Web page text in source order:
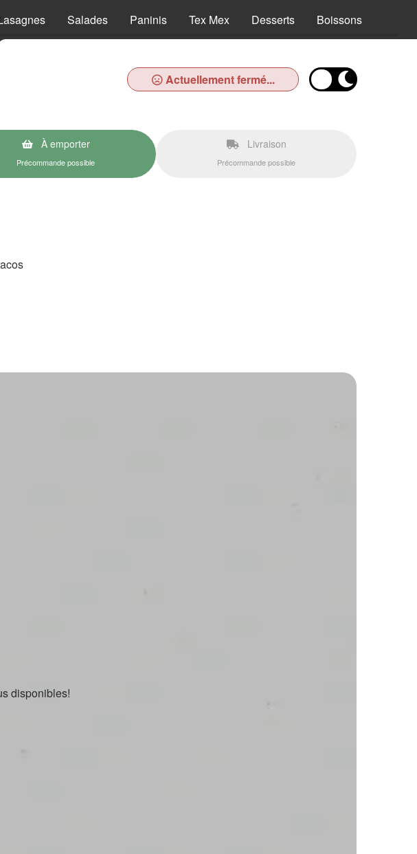
Salades Paninis Tex Mex Desserts Boissons
Actuellement fermé...
À emporter
Précommande possible
Livraison
Précommande possible
disponibles!